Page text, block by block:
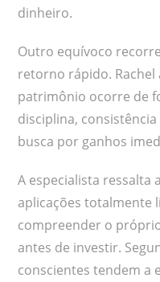
dinheiro.
Outro equívoco
retorno rápido.
patrimônio ocorre de
disciplina,
busca por ganhos
A especialista ressalta
aplicações totalmente
compreender o
antes de investir.
conscientes tendem a